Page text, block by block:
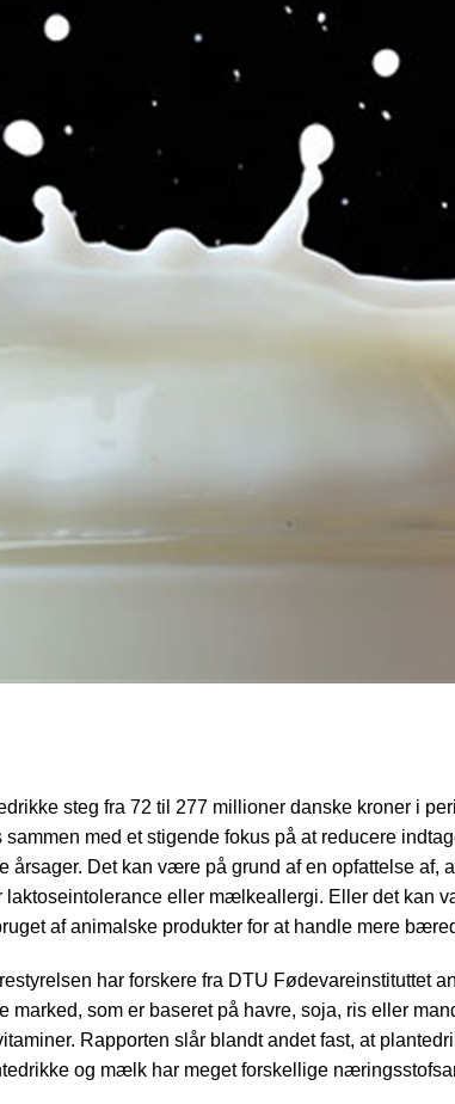
steg fra 72 til 277 millioner danske kroner i
med et stigende fokus på at reducere
årsager. Det kan være på grund af en opfattelse af,
laktoseintolerance eller mælkeallergi. Eller det kan
af animalske produkter for at handle mere
har forskere fra DTU Fødevareinstituttet
marked, som er baseret på havre, soja, ris eller
Rapporten slår blandt andet fast, at
og mælk har meget forskellige